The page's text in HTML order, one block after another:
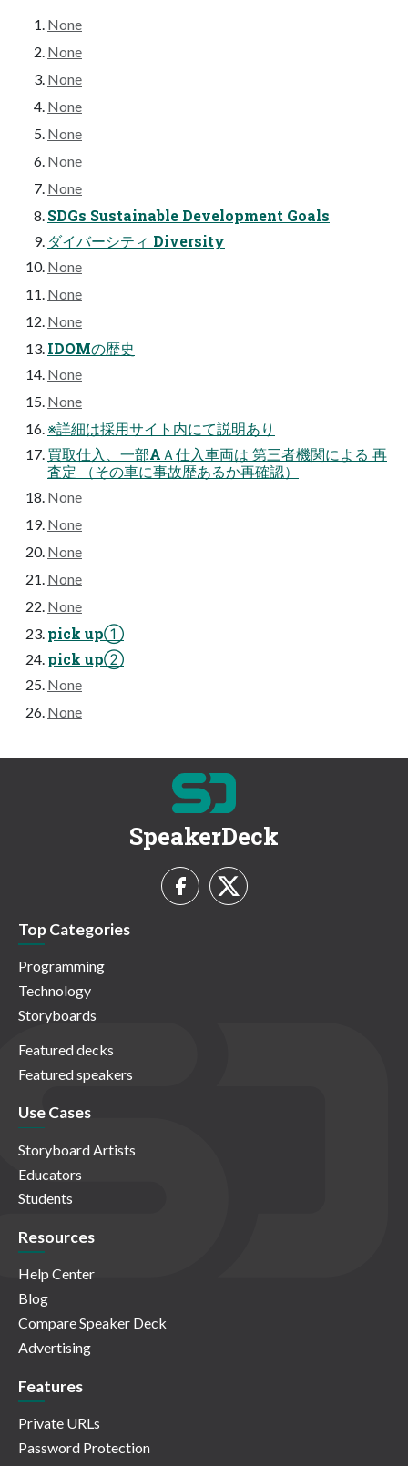
None
None
None
None
None
None
None
SDGs Sustainable Development Goals
ダイバーシティ Diversity
None
None
None
IDOMの歴史
None
None
※詳細は採用サイト内にて説明あり
買取仕⼊、⼀部AＡ仕⼊⾞両は 第三者機関による 再
査定 （その⾞に事故歴あるか再確認）
None
None
None
None
None
pick up①
pick up②
None
None
SpeakerDeck
Top Categories
Programming
Technology
Storyboards
Featured decks
Featured speakers
Use Cases
Storyboard Artists
Educators
Students
Resources
Help Center
Blog
Compare Speaker Deck
Advertising
Features
Private URLs
Password Protection